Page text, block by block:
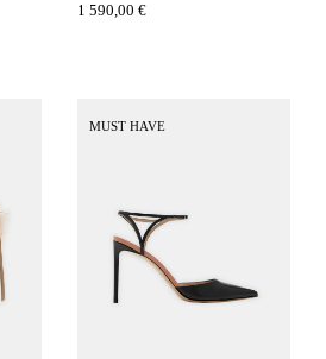
1 590,00 €
MUST HAVE